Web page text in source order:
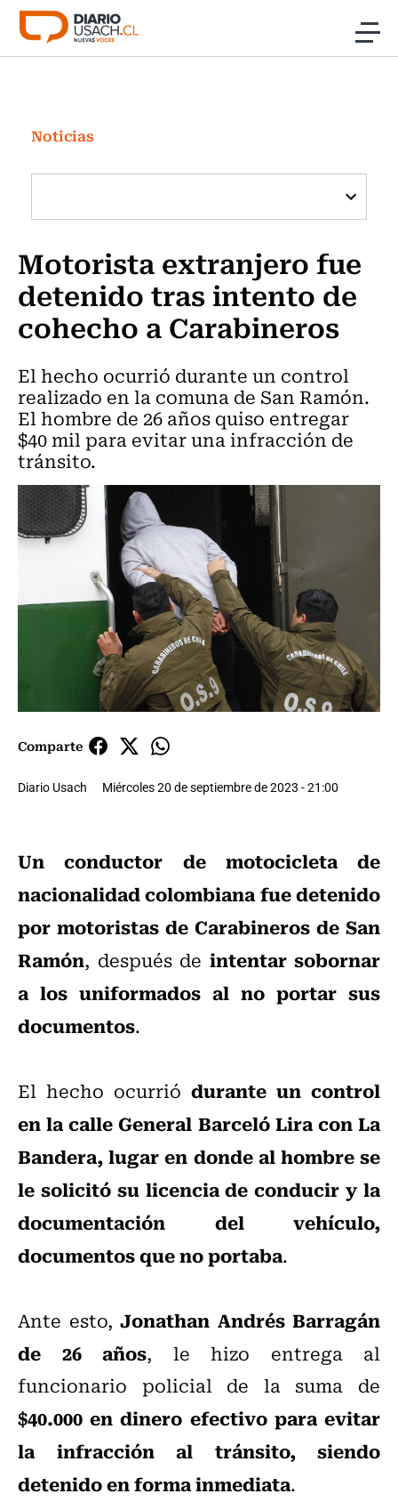
Click acá para ir directamente al contenido
Investigación
Cultura
Programas Radio y TV Usach
Noticias
Motorista extranjero fue
detenido tras intento de
cohecho a Carabineros
El hecho ocurrió durante un control
realizado en la comuna de San Ramón.
El hombre de 26 años quiso entregar
$40 mil para evitar una infracción de
tránsito.
Comparte
Diario Usach Miércoles 20 de septiembre de 2023 - 21:00
Un conductor de motocicleta de
nacionalidad colombiana fue detenido
por motoristas de Carabineros de San
Ramón, después de intentar sobornar
a los uniformados al no portar sus
documentos.
El hecho ocurrió durante un control
en la calle General Barceló Lira con La
Bandera, lugar en donde al hombre se
le solicitó su licencia de conducir y la
documentación del vehículo,
documentos que no portaba.
Ante esto, Jonathan Andrés Barragán
de 26 años, le hizo entrega al
funcionario policial de la suma de
$40.000 en dinero efectivo para evitar
la infracción al tránsito, siendo
detenido en forma inmediata.